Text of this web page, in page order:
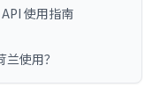
使用指南
使用？